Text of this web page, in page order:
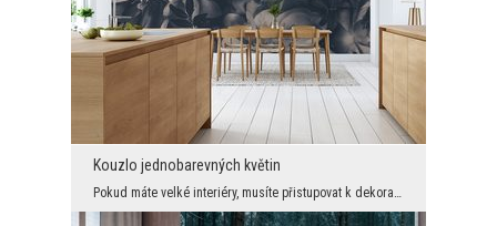
Kouzlo jednobarevných květin
Pokud máte velké interiéry, musíte přistupovat k dekoraci zvláštním způsobem. Zde je nutná větší ...